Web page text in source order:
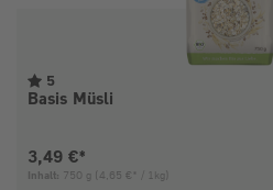
5
Basis Müsli
Aktueller Preis:
3,49 €*
Inhalt: 750 g (4,65 €* / 1kg)